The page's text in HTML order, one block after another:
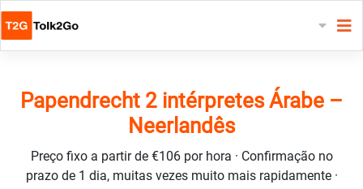
Papendrecht 2 intérpretes Árabe –
Neerlandês
Preço fixo a partir de €106 por hora · Confirmação no
prazo de 1 dia, muitas vezes muito mais rapidamente ·